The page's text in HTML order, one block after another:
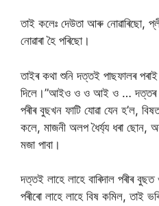
তাই কলেঃ দেউতা আৰু নোৱাৰিছো,
নোৱাৰা হৈ পৰিছো।
তাইৰ কথা শুনি দত্তই পাছফালৰ পৰাই
দিলে।”আইও ও ও আই ও … দত্তৰ
পৰীৰ বুছখন ফাটি যোৱা যেন হ’ল,
কলে, মাজনী অলপ ধৈৰ্য্য ধৰা ছোন,
মজা পাবা।
দত্তই লাহে লাহে বাৰিদাল পৰীৰ
পৰীৰো লাহে লাহে বিষ কমিল, তাই